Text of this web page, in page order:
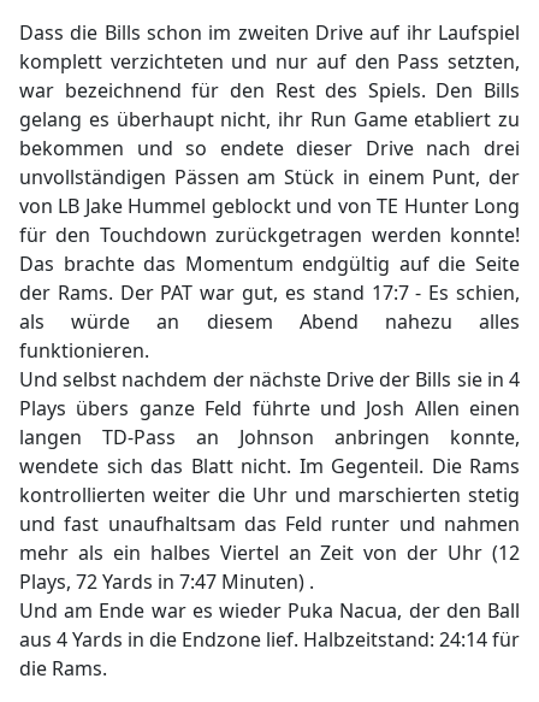
Dass die Bills schon im zweiten Drive auf ihr Laufspiel
komplett verzichteten und nur auf den Pass setzten,
war bezeichnend für den Rest des Spiels. Den Bills
gelang es überhaupt nicht, ihr Run Game etabliert zu
bekommen und so endete dieser Drive nach drei
unvollständigen Pässen am Stück in einem Punt, der
von LB Jake Hummel geblockt und von TE Hunter Long
für den Touchdown zurückgetragen werden konnte!
Das brachte das Momentum endgültig auf die Seite
der Rams. Der PAT war gut, es stand 17:7 - Es schien,
als würde an diesem Abend nahezu alles
funktionieren.
Und selbst nachdem der nächste Drive der Bills sie in 4
Plays übers ganze Feld führte und Josh Allen einen
langen TD-Pass an Johnson anbringen konnte,
wendete sich das Blatt nicht. Im Gegenteil. Die Rams
kontrollierten weiter die Uhr und marschierten stetig
und fast unaufhaltsam das Feld runter und nahmen
mehr als ein halbes Viertel an Zeit von der Uhr (12
Plays, 72 Yards in 7:47 Minuten) .
Und am Ende war es wieder Puka Nacua, der den Ball
aus 4 Yards in die Endzone lief. Halbzeitstand: 24:14 für
die Rams.